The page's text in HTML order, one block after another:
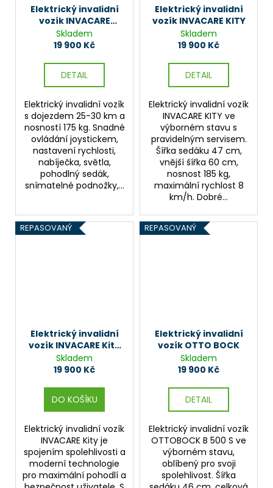
Elektrický invalidní
vozík INVACARE
DRAGON
Skladem
19 900 Kč
DETAIL
Elektrický invalidní vozík
s dojezdem 25-30 km a
nosností 175 kg. Snadné
ovládání joystickem,
nastavení rychlosti,
nabíječka, světla,
pohodlný sedák,
snímatelné podnožky,...
Elektrický invalidní
vozík INVACARE KITY
Skladem
19 900 Kč
DETAIL
Elektrický invalidní vozík
INVACARE KITY ve
výborném stavu s
pravidelným servisem.
Šířka sedáku 47 cm,
vnější šířka 60 cm,
nosnost 185 kg,
maximální rychlost 8
km/h. Dobré...
REPASOVANÝ
Elektrický invalidní
vozík INVACARE Kity
s ovládáním pro
doprovod
Skladem
19 900 Kč
DO KOŠÍKU
Elektrický invalidní vozík
INVACARE Kity je
spojením spolehlivosti a
moderní technologie
pro maximální pohodlí a
REPASOVANÝ
Elektrický invalidní
vozík OTTO BOCK
Skladem
19 900 Kč
DETAIL
Elektrický invalidní vozík
OTTOBOCK B 500 S ve
výborném stavu,
oblíbený pro svoji
spolehlivost. Šířka